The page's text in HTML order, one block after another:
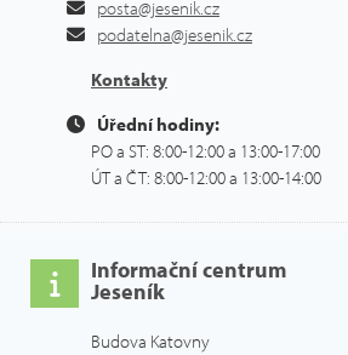
posta@jesenik.cz
podatelna@jesenik.cz
Kontakty
Úřední hodiny:
PO a ST: 8:00-12:00 a 13:00-17:00
ÚT a ČT: 8:00-12:00 a 13:00-14:00
Informační centrum
Jeseník
Budova Katovny